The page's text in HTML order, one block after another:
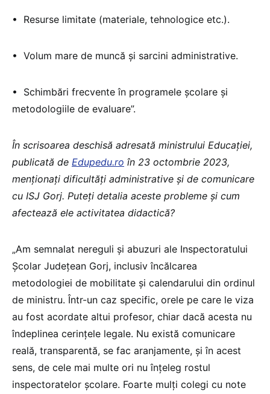
•⁠ ⁠Resurse limitate (materiale, tehnologice etc.).
•⁠ ⁠Volum mare de muncă și sarcini administrative.
•⁠ ⁠Schimbări frecvente în programele școlare și
metodologiile de evaluare”.
În scrisoarea deschisă adresată ministrului Educației,
publicată de Edupedu.ro în 23 octombrie 2023,
menționați dificultăți administrative și de comunicare
cu ISJ Gorj. Puteți detalia aceste probleme și cum
afectează ele activitatea didactică?
„Am semnalat nereguli și abuzuri ale Inspectoratului
Școlar Județean Gorj, inclusiv încălcarea
metodologiei de mobilitate și calendarului din ordinul
de ministru. Într-un caz specific, orele pe care le viza
au fost acordate altui profesor, chiar dacă acesta nu
îndeplinea cerințele legale. Nu există comunicare
reală, transparentă, se fac aranjamente, și în acest
sens, de cele mai multe ori nu înțeleg rostul
inspectoratelor școlare. Foarte mulți colegi cu note